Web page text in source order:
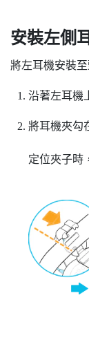
安裝左側
將左耳機安裝
沿著左耳機
將耳機夾勾
定位夾子時